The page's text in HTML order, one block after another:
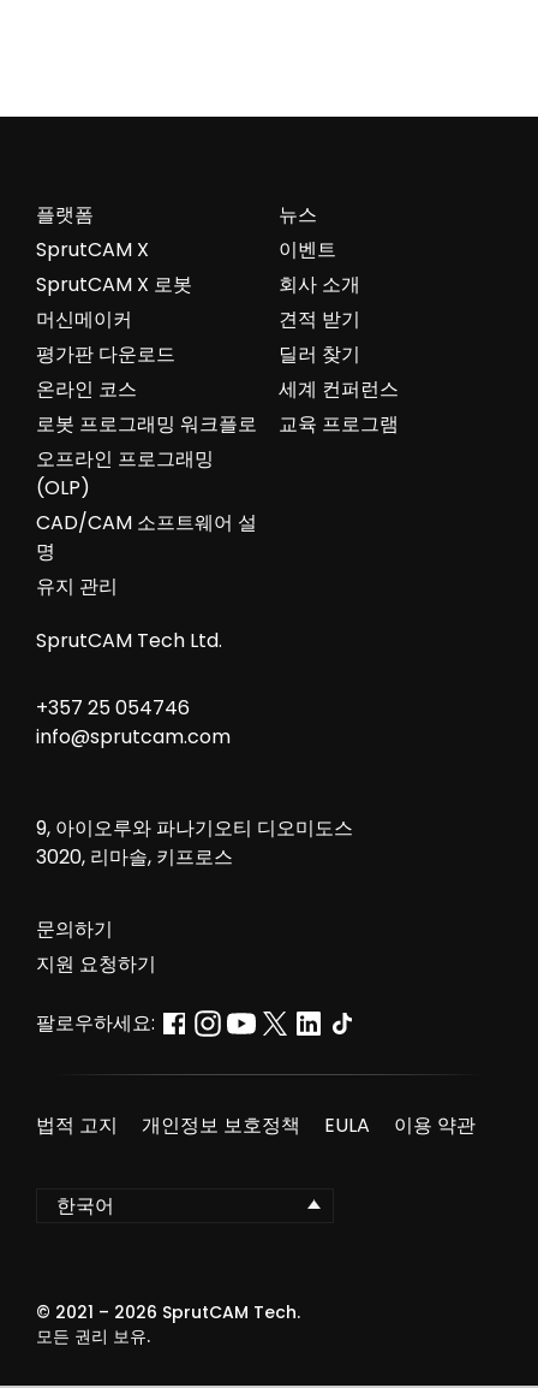
뉴스
이벤트
회사 소개
견적 받기
딜러 찾기
세계 컨퍼런스
교육 프로그램
플랫폼
SprutCAM X
SprutCAM X 로봇
머신메이커
평가판 다운로드
온라인 코스
로봇 프로그래밍 워크플로
오프라인 프로그래밍
(OLP)
CAD/CAM 소프트웨어 설
명
유지 관리
SprutCAM Tech Ltd.
+357 25 054746
info@sprutcam.com
9, 아이오루와 파나기오티 디오미도스
3020, 리마솔, 키프로스
문의하기
지원 요청하기
팔로우하세요:
법적 고지 개인정보 보호정책 EULA 이용 약관
한국어
© 2021 – 2026 SprutCAM Tech.
모든 권리 보유.